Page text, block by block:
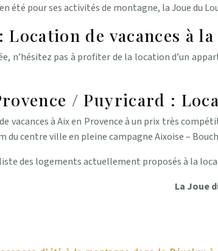
été pour ses activités de montagne, la Joue du
de vacances à
n’hésitez pas à profiter de la location d’un
/ Puyricard :
vacances à Aix en Provence à un prix très
du centre ville en pleine campagne Aixoise –
des logements actuellement proposés à la
La Joue